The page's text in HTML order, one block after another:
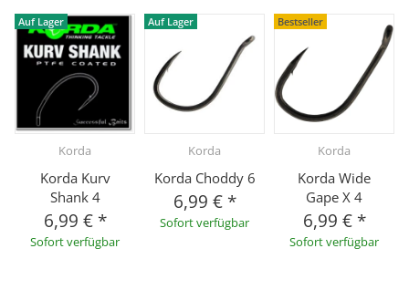
Auf Lager
Korda
Korda Kurv
Shank 4
6,99 € *
Sofort verfügbar
Auf Lager
Korda
Korda Choddy 6
6,99 € *
Sofort verfügbar
Bestseller
Korda
Korda Wide
Gape X 4
6,99 € *
Sofort verfügbar